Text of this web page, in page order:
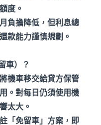
度。
負擔降低，但利息總
款能力謹慎規劃。
車）？
機車移交給貸方保管
。對每日仍須使用機
太大。
「免留車」方案，即